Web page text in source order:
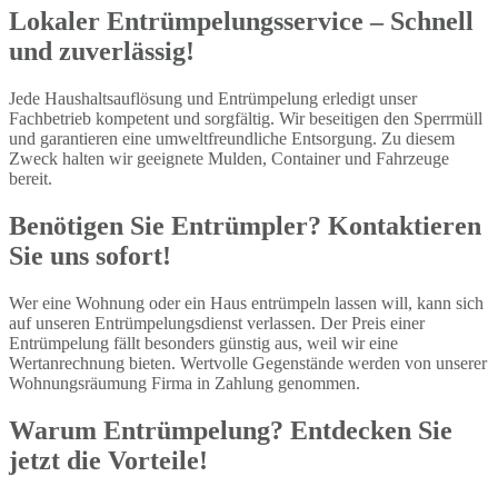
Lokaler Entrümpelungsservice – Schnell
und zuverlässig!
Jede Haushaltsauflösung und Entrümpelung erledigt unser
Fachbetrieb kompetent und sorgfältig. Wir beseitigen den Sperrmüll
und garantieren eine umweltfreundliche Entsorgung. Zu diesem
Zweck halten wir geeignete Mulden, Container und Fahrzeuge
bereit.
Benötigen Sie Entrümpler? Kontaktieren
Sie uns sofort!
Wer eine Wohnung oder ein Haus entrümpeln lassen will, kann sich
auf unseren Entrümpelungsdienst verlassen. Der Preis einer
Entrümpelung fällt besonders günstig aus, weil wir eine
Wertanrechnung bieten. Wertvolle Gegenstände werden von unserer
Wohnungsräumung Firma in Zahlung genommen.
Warum Entrümpelung? Entdecken Sie
jetzt die Vorteile!